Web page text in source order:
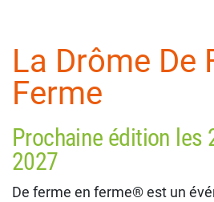
La Drôme De
Ferme
Prochaine édition les
2027
De ferme en ferme® est un